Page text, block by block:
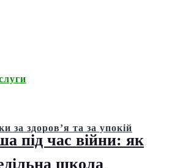
за здоров’я та за упокій
під час війни: як
школа